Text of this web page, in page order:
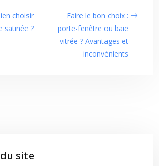
choisir
satinée ?
Faire le bon choix :
porte-fenêtre ou baie
vitrée ? Avantages et
inconvénients
site